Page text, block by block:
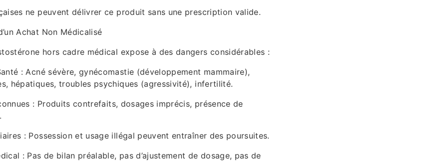
ne peuvent délivrer ce produit sans une prescription valide.
Achat Non Médicalisé
hors cadre médical expose à des dangers considérables :
: Acné sévère, gynécomastie (développement mammaire),
hépatiques, troubles psychiques (agressivité), infertilité.
: Produits contrefaits, dosages imprécis, présence de
: Possession et usage illégal peuvent entraîner des poursuites.
: Pas de bilan préalable, pas d’ajustement de dosage, pas de